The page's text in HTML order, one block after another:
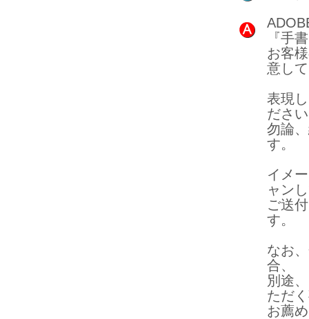
『手
お客
意し
表現
ださ
勿論
す。
イメ
ャン
ご送
す。
なお
合、
別途
ただ
お薦